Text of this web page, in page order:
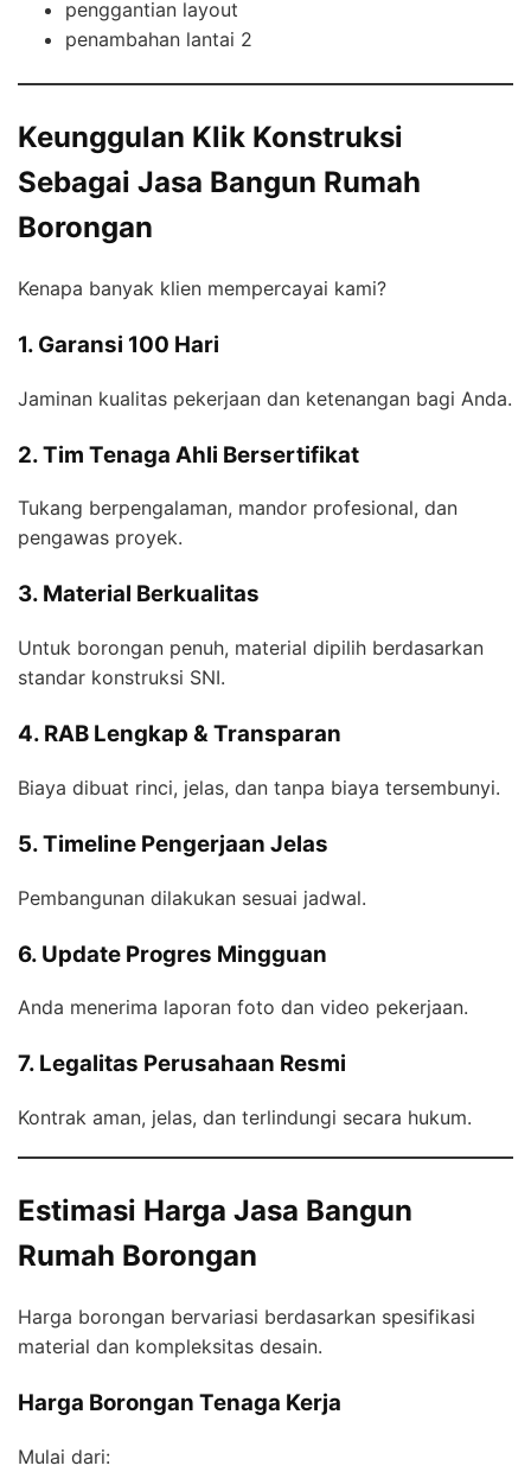
penggantian layout
penambahan lantai 2
Keunggulan Klik Konstruksi
Sebagai Jasa Bangun Rumah
Borongan
Kenapa banyak klien mempercayai kami?
1. Garansi 100 Hari
Jaminan kualitas pekerjaan dan ketenangan bagi Anda.
2. Tim Tenaga Ahli Bersertifikat
Tukang berpengalaman, mandor profesional, dan
pengawas proyek.
3. Material Berkualitas
Untuk borongan penuh, material dipilih berdasarkan
standar konstruksi SNI.
4. RAB Lengkap & Transparan
Biaya dibuat rinci, jelas, dan tanpa biaya tersembunyi.
5. Timeline Pengerjaan Jelas
Pembangunan dilakukan sesuai jadwal.
6. Update Progres Mingguan
Anda menerima laporan foto dan video pekerjaan.
7. Legalitas Perusahaan Resmi
Kontrak aman, jelas, dan terlindungi secara hukum.
Estimasi Harga Jasa Bangun
Rumah Borongan
Harga borongan bervariasi berdasarkan spesifikasi
material dan kompleksitas desain.
Harga Borongan Tenaga Kerja
Mulai dari: